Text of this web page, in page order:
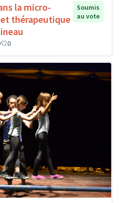
la micro-
thérapeutique
Soumis
au vote
0